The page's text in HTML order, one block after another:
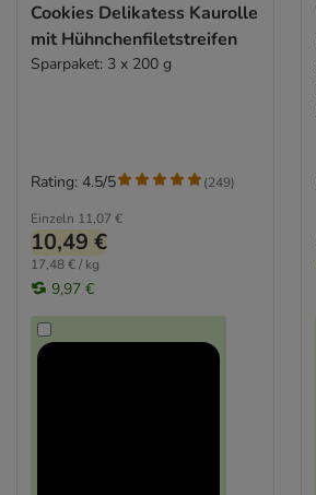
Cookies Delikatess Kaurolle
mit Hühnchenfiletstreifen
Sparpaket: 3 x 200 g
Einzeln 11,07 €
10,49 €
17,48 € / kg
9,97 €
Rating: 4.5/5 (249)